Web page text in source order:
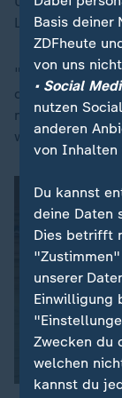
Lesenlernen in
"Allerdings gibt
qualifizierte
nicht
werden", sagte
Basis deiner
ZDFheute
von uns
• Social
nutzen
anderen
von Inhalten
Du kannst
deine Daten
Dies betrifft
unserer
Einwilligung
Zwecken du
welchen
kannst du